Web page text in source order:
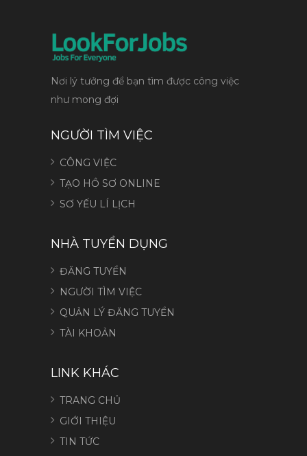
Nơi lý tưởng để bạn tìm được công việc
như mong đợi
NGƯỜI TÌM VIỆC
CÔNG VIỆC
TẠO HỒ SƠ ONLINE
SƠ YẾU LÍ LỊCH
NHÀ TUYỂN DỤNG
ĐĂNG TUYỂN
NGƯỜI TÌM VIỆC
QUẢN LÝ ĐĂNG TUYỂN
TÀI KHOẢN
LINK KHÁC
TRANG CHỦ
GIỚI THIỆU
TIN TỨC